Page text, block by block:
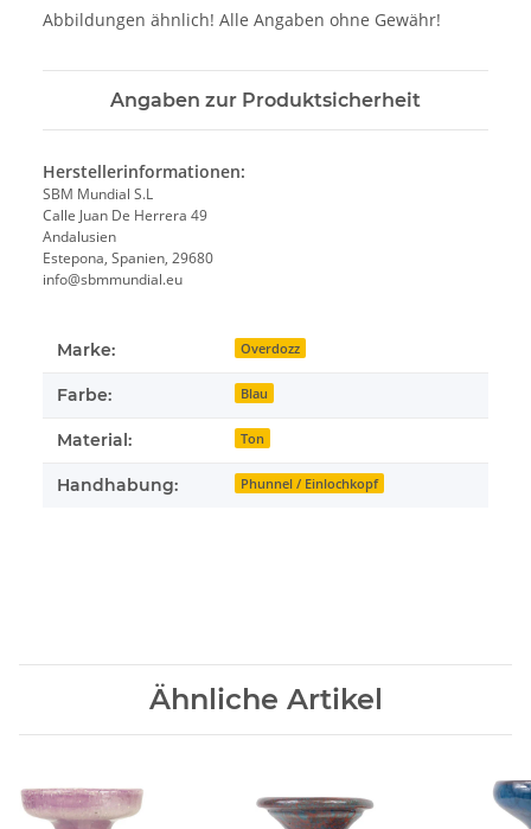
Abbildungen ähnlich! Alle Angaben ohne Gewähr!
Angaben zur Produktsicherheit
Herstellerinformationen:
SBM Mundial S.L
Calle Juan De Herrera 49
Andalusien
Estepona, Spanien, 29680
info@sbmmundial.eu
Marke: Overdozz
Farbe: Blau
Material: Ton
Handhabung: Phunnel / Einlochkopf
Ähnliche Artikel